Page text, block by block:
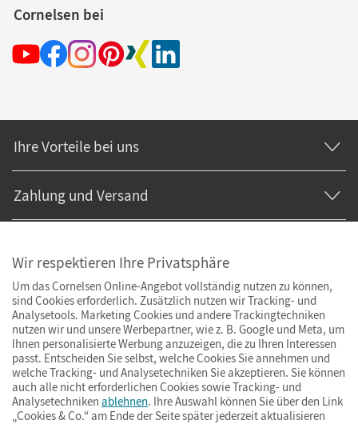
Cornelsen bei
Ihre Vorteile bei uns
Zahlung und Versand
ImpressumAGBDatenschutzBarrierefreiheitCookies & Co.
Wir respektieren Ihre Privatsphäre
Um das Cornelsen Online-Angebot vollständig nutzen zu können,
sind Cookies erforderlich. Zusätzlich nutzen wir Tracking- und
Analysetools. Marketing Cookies und andere Trackingtechniken
nutzen wir und unsere Werbepartner, wie z. B. Google und Meta, um
Ihnen personalisierte Werbung anzuzeigen, die zu Ihren Interessen
passt. Entscheiden Sie selbst, welche Cookies Sie annehmen und
welche Tracking- und Analysetechniken Sie akzeptieren. Sie können
auch alle nicht erforderlichen Cookies sowie Tracking- und
Analysetechniken ablehnen. Ihre Auswahl können Sie über den Link
„Cookies & Co.“ am Ende der Seite später jederzeit aktualisieren